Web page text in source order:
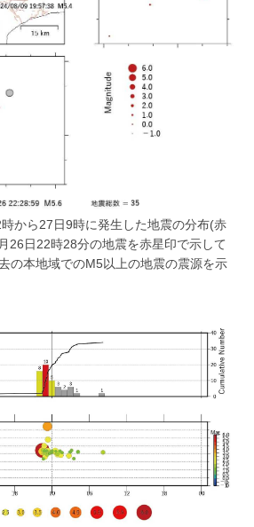
から27日9時に発生した地震の分布(赤
26日22時28分の地震を赤星印で示して
の本地域でのM5以上の地震の震源を示